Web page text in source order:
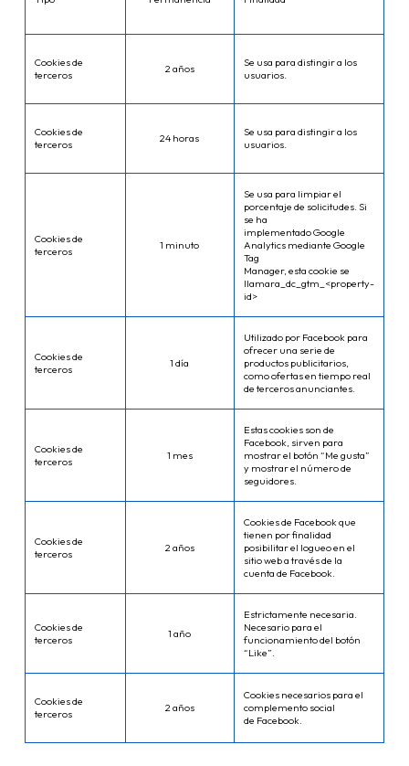
Cookies de
terceros
2 años
Se usa para distingir a los
usuarios.
Cookies de
terceros
24 horas
Se usa para distingir a los
usuarios.
Cookies de
terceros
1 minuto
Se usa para limpiar el
porcentaje de solicitudes. Si
se ha
implementado Google
Analytics mediante Google
Tag
Manager, esta cookie se
llamara_dc_gtm_<property-
id>
Cookies de
terceros
1 día
Utilizado por Facebook para
ofrecer una serie de
productos publicitarios,
como ofertas en tiempo real
de terceros anunciantes.
Cookies de
terceros
1 mes
Estas cookies son de
Facebook, sirven para
mostrar el botón “Me gusta”
y mostrar el número de
seguidores.
Cookies de
terceros
2 años
Cookies de Facebook que
tienen por finalidad
posibilitar el logueo en el
sitio web a través de la
cuenta de Facebook.
Cookies de
terceros
1 año
Estrictamente necesaria.
Necesario para el
funcionamiento del botón
“Like”.
Cookies de
terceros
2 años
Cookies necesarios para el
complemento social
de Facebook.